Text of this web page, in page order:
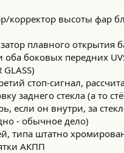
корректор высоты фар
плавного открытия
оба боковых передних
стоп-сигнал,
заднего стекла (а то
если он внутри, за
- обычное дело)
типа штатно
АКПП